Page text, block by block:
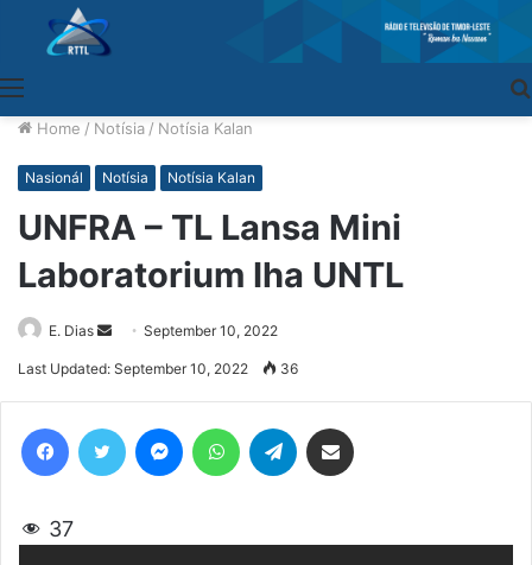
Home / Notísia / Notísia Kalan
Nasionál Notísia Notísia Kalan
UNFRA – TL Lansa Mini
Laboratorium Iha UNTL
E. Dias
Send
an
September 10, 2022
Last Updated: September 10, 2022 36
37